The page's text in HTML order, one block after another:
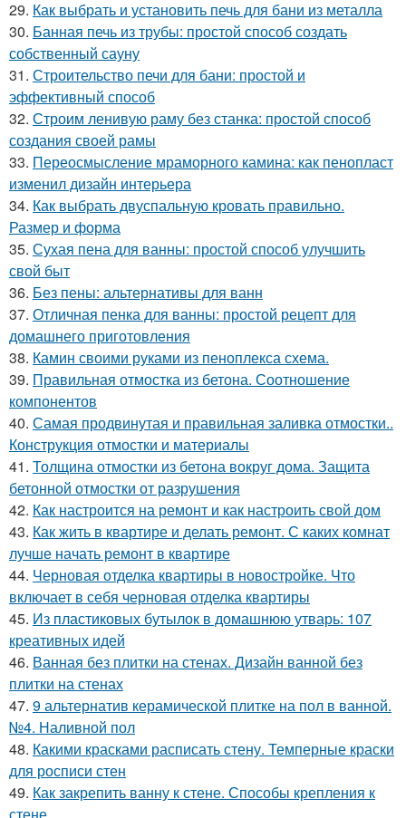
29. Как выбрать и установить печь для бани из металла
30. Банная печь из трубы: простой способ создать
собственный сауну
31. Строительство печи для бани: простой и
эффективный способ
32. Строим ленивую раму без станка: простой способ
создания своей рамы
33. Переосмысление мраморного камина: как пенопласт
изменил дизайн интерьера
34. Как выбрать двуспальную кровать правильно.
Размер и форма
35. Сухая пена для ванны: простой способ улучшить
свой быт
36. Без пены: альтернативы для ванн
37. Отличная пенка для ванны: простой рецепт для
домашнего приготовления
38. Камин своими руками из пеноплекса схема.
39. Правильная отмостка из бетона. Соотношение
компонентов
40. Самая продвинутая и правильная заливка отмостки..
Конструкция отмостки и материалы
41. Толщина отмостки из бетона вокруг дома. Защита
бетонной отмостки от разрушения
42. Как настроится на ремонт и как настроить свой дом
43. Как жить в квартире и делать ремонт. С каких комнат
лучше начать ремонт в квартире
44. Черновая отделка квартиры в новостройке. Что
включает в себя черновая отделка квартиры
45. Из пластиковых бутылок в домашнюю утварь: 107
креативных идей
46. Ванная без плитки на стенах. Дизайн ванной без
плитки на стенах
47. 9 альтернатив керамической плитке на пол в ванной.
№4. Наливной пол
48. Какими красками расписать стену. Темперные краски
для росписи стен
49. Как закрепить ванну к стене. Способы крепления к